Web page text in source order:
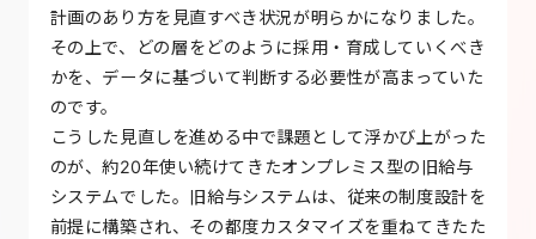
計画のあり方を見直すべき状況が明らかになりました。
その上で、どの層をどのように採用・育成していくべき
かを、データに基づいて判断する必要性が高まっていた
のです。
こうした見直しを進める中で課題として浮かび上がった
のが、約20年使い続けてきたオンプレミス型の旧給与
システムでした。旧給与システムは、従来の制度設計を
前提に構築され、その都度カスタマイズを重ねてきたた